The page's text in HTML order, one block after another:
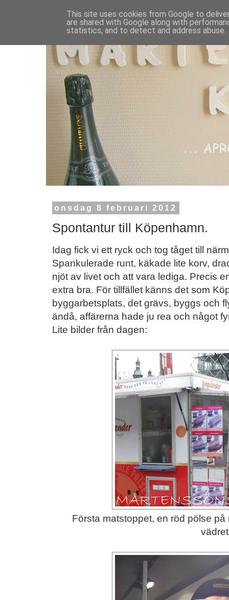
onsdag 8 februari 2012
Spontantur till Köpenhamn.
Idag fick vi ett ryck och tog tåget till
Spankulerade runt, käkade lite korv,
njöt av livet och att vara lediga. Precis
extra bra. För tillfället känns det som
byggarbetsplats, det grävs, byggs och
ändå, affärerna hade ju rea och något
Lite bilder från dagen:
Första matstoppet, en röd pölse
This site uses cookies from Google to
are shared with Google along with
statistics, and to detect and address abuse.